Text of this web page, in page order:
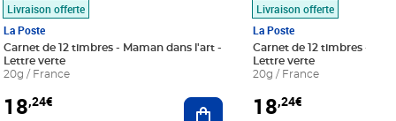
au panier
Livraison offerte
La Poste
Carnet de 12 timbres - Maman dans l'art -
Lettre verte
20g / France
18,24€ Ajouter au panier
Livraison offerte
La Poste
Carnet de 12 timbres - Le
Lettre verte
20g / France
18,24€